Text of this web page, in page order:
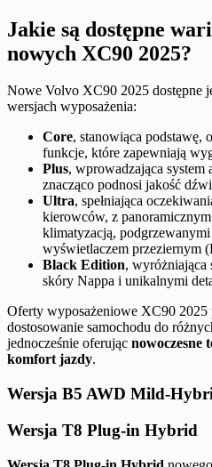
Jakie są dostępne
nowych XC90 2025?
Nowe Volvo XC90 2025 dostępne
wersjach wyposażenia:
Core, stanowiąca podstawę,
funkcje, które zapewniają
Plus, wprowadzająca
znacząco podnosi jakość
Ultra, spełniająca
kierowców, z
klimatyzacją,
wyświetlaczem przeziernym
Black Edition, wyróżniająca
skóry Nappa i unikalnymi
Oferty wyposażeniowe XC90 2025
dostosowanie samochodu do
jednocześnie oferując nowoczesne
komfort jazdy.
Wersja B5 AWD Mild-
Wersja T8 Plug-in Hybrid